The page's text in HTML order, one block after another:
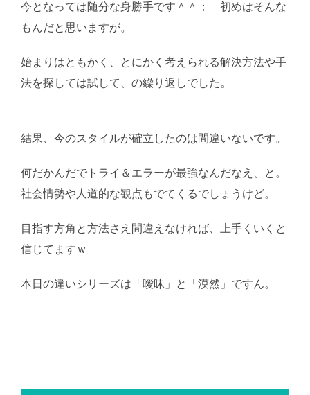
今となっては随分な身勝手です＾＾； 初めはそんな
もんだと思いますが。
始まりはともかく、とにかく考えられる解決方法や手
法を探しては試して、の繰り返しでした。
結果、今のスタイルが確立したのは間違いないです。
何だかんだでトライ＆エラーが最強なんだなえ、と。
社会情勢や人道的な観点もでてくるでしょうけど。
目指す方角と方法さえ間違えなければ、上手くいくと
信じてますｗ
本日の違いシリーズは「曖昧」と「漠然」ですん。